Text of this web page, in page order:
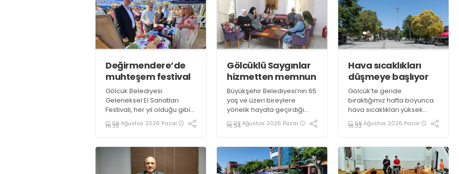
Değirmendere’de
muhteşem festival
Gölcük Belediyesi
Geleneksel El Sanatları
Festivali, her yıl olduğu gibi
bu yıl da göz nuru binlerce
ürün ve el emeği ustası
boyunca Değirmendere
İskele meydanında
gerçekleştirildi
09 Ağustos 2026 Pazar
16:35
Gölcüklü Saygınlar
hizmetten memnun
Büyükşehir Belediyesi’nin 65
yaş ve üzeri bireylere
yönelik hayata geçirdiği
“Saygınlar Kulübü”, İzmit’in
ardından Gölcük’te hizmete
hizmetlerden
memnuniyetlerini ifade etti
09 Ağustos 2026 Pazar
16:34
Hava sıcaklıkları
düşmeye başlıyor
Gölcük’te geride
bıraktığımız hafta boyunca
hava sıcaklıkları yüksek
seviyelerde seyretmiş,
güneşli hava özellikle öğle
zor anlar yaşatmıştı. Yeni
haftada sıcaklıkların bir
miktar düşmesi beklenirken
09 Ağustos 2026 Pazar
16:32